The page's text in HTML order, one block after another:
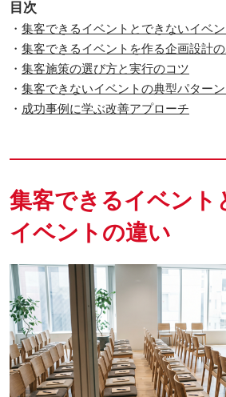
目次
・ 集客できるイベントとできないイベ
・ 集客できるイベントを作る企画設計
・ 集客施策の選び方と実行のコツ
・ 集客できないイベントの典型パター
・ 成功事例に学ぶ改善アプローチ
集客できるイベント
イベントの違い